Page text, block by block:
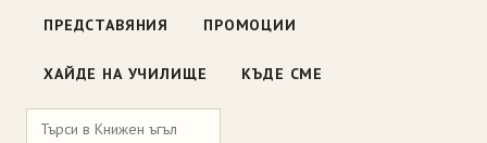
ПРЕДСТАВЯНИЯ ПРОМОЦИИ
ХАЙДЕ НА УЧИЛИЩЕ КЪДЕ СМЕ